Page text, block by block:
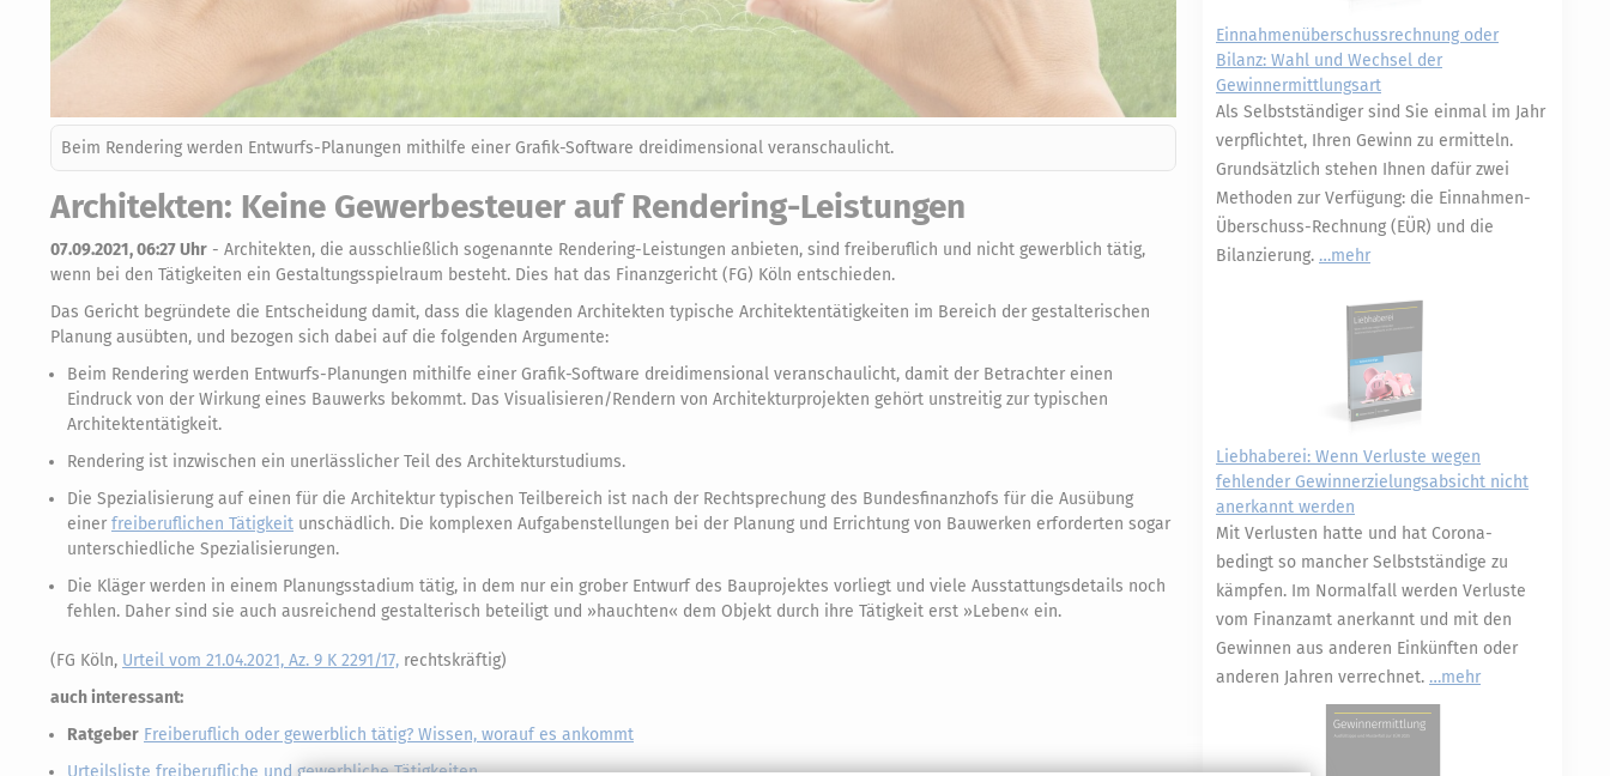
Beim Rendering werden Entwurfs-Planungen mithilfe einer Grafik-Software dreidimensional veranschaulicht.
Architekten: Keine Gewerbesteuer auf Rendering-Leistungen
07.09.2021, 06:27 Uhr - Architekten, die ausschließlich sogenannte Rendering-Leistungen anbieten, sind freiberuflich und nicht gewerblich tätig,
wenn bei den Tätigkeiten ein Gestaltungsspielraum besteht. Dies hat das Finanzgericht (FG) Köln entschieden.
Das Gericht begründete die Entscheidung damit, dass die klagenden Architekten typische Architektentätigkeiten im Bereich der gestalterischen
Planung ausübten, und bezogen sich dabei auf die folgenden Argumente:
Beim Rendering werden Entwurfs-Planungen mithilfe einer Grafik-Software dreidimensional veranschaulicht, damit der Betrachter einen
Eindruck von der Wirkung eines Bauwerks bekommt. Das Visualisieren/Rendern von Architekturprojekten gehört unstreitig zur typischen
Architektentätigkeit.
Rendering ist inzwischen ein unerlässlicher Teil des Architekturstudiums.
Die Spezialisierung auf einen für die Architektur typischen Teilbereich ist nach der Rechtsprechung des Bundesfinanzhofs für die Ausübung
einer freiberuflichen Tätigkeit unschädlich. Die komplexen Aufgabenstellungen bei der Planung und Errichtung von Bauwerken erforderten sogar
unterschiedliche Spezialisierungen.
Die Kläger werden in einem Planungsstadium tätig, in dem nur ein grober Entwurf des Bauprojektes vorliegt und viele Ausstattungsdetails noch
fehlen. Daher sind sie auch ausreichend gestalterisch beteiligt und »hauchten« dem Objekt durch ihre Tätigkeit erst »Leben« ein.
(FG Köln, Urteil vom 21.04.2021, Az. 9 K 2291/17, rechtskräftig)
auch interessant:
Ratgeber Freiberuflich oder gewerblich tätig? Wissen, worauf es ankommt
Urteilsliste freiberufliche und gewerbliche Tätigkeiten
Einnahmenüberschussrechnung oder
Bilanz: Wahl und Wechsel der
Gewinnermittlungsart
Als Selbstständiger sind Sie einmal im Jahr
verpflichtet, Ihren Gewinn zu ermitteln.
Grundsätzlich stehen Ihnen dafür zwei
Methoden zur Verfügung: die Einnahmen-
Überschuss-Rechnung (EÜR) und die
Bilanzierung.
mehr
Liebhaberei: Wenn Verluste wegen
fehlender Gewinnerzielungsabsicht nicht
anerkannt werden
Mit Verlusten hatte und hat Corona-
bedingt so mancher Selbstständige zu
kämpfen. Im Normalfall werden Verluste
vom Finanzamt anerkannt und mit den
Gewinnen aus anderen Einkünften oder
anderen Jahren verrechnet.
mehr